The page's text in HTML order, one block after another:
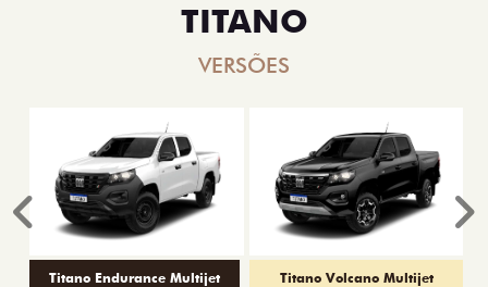
TITANO
VERSÕES
Titano Endurance Multijet
Titano Volcano Multijet
Anterior